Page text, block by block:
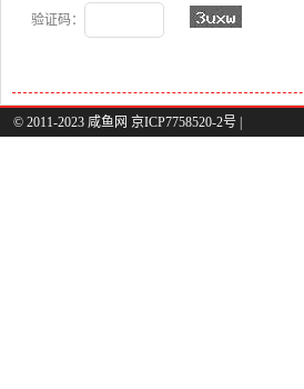
验证码：
© 2011-2023 咸鱼网 京ICP7758520-2号 |